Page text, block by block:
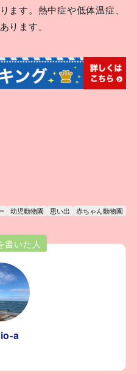
ます。熱中症や低体温症、
ります。
幼児動物園 思い出 赤ちゃん動物園
書いた人
a